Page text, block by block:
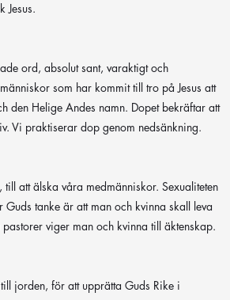
Jesus.
ord, absolut sant, varaktigt och
som har kommit till tro på Jesus att
den Helige Andes namn. Dopet bekräftar att
Vi praktiserar dop genom nedsänkning.
att älska våra medmänniskor. Sexualiteten
tanke är att man och kvinna skall leva
viger man och kvinna till äktenskap.
jorden, för att upprätta Guds Rike i